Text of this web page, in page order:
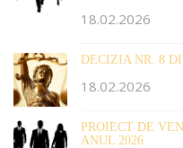
18.02.2026
DECIZIA NR. 8
18.02.2026
PROIECT DE
ANUL 2026